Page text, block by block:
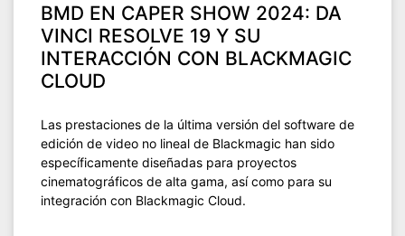
BMD EN CAPER SHOW 2024: DA
VINCI RESOLVE 19 Y SU
INTERACCIÓN CON BLACKMAGIC
CLOUD
Las prestaciones de la última versión del software de
edición de video no lineal de Blackmagic han sido
específicamente diseñadas para proyectos
cinematográficos de alta gama, así como para su
integración con Blackmagic Cloud.